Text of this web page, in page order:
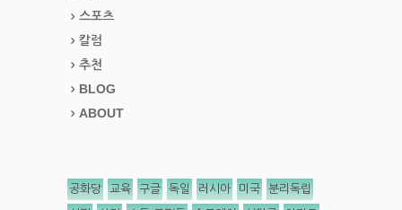
스포츠
칼럼
추천
BLOG
ABOUT
공화당 교육 구글 독일 러시아 미국 분리독립